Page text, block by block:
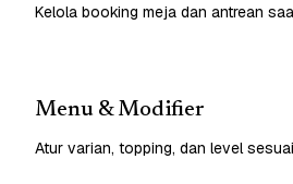
Kelola booking meja dan antrean
Menu & Modifier
Atur varian, topping, dan level